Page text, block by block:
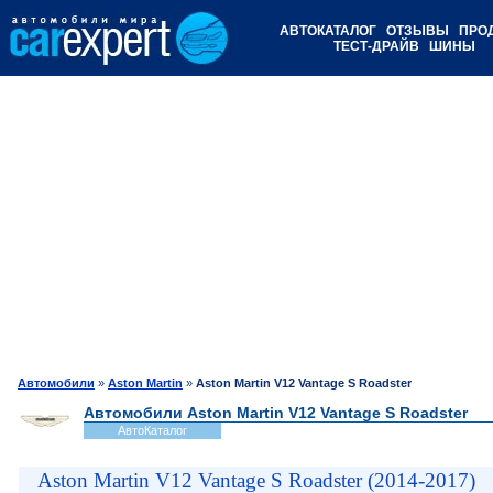
АВТОКАТАЛОГ ОТЗЫВЫ
ТЕСТ-ДРАЙВ
ШИНЫ
Автомобили » Aston Martin » Aston Martin V12 Vantage S Roadster
Автомобили Aston Martin V12 Vantage S Roadster
АвтоКаталог
Aston Martin V12 Vantage S Roadster (2014-2017)